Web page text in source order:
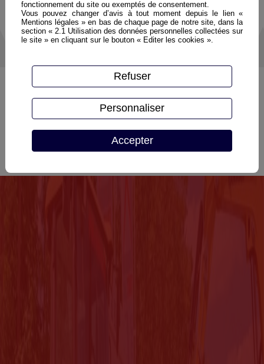
fonctionnement du site ou exemptés de consentement.
Vous pouvez changer d’avis à tout moment depuis le lien «
Mentions légales » en bas de chaque page de notre site, dans la
section « 2.1 Utilisation des données personnelles collectées sur
le site » en cliquant sur le bouton « Editer les cookies ».
Accepter
Refuser
Personnaliser